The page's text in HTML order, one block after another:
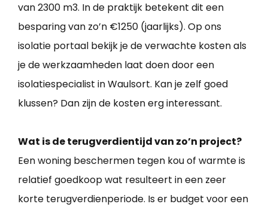
van 2300 m3. In de praktijk betekent dit een
besparing van zo’n €1250 (jaarlijks). Op ons
isolatie portaal bekijk je de verwachte kosten als
je de werkzaamheden laat doen door een
isolatiespecialist in Waulsort. Kan je zelf goed
klussen? Dan zijn de kosten erg interessant.
Wat is de terugverdientijd van zo’n project?
Een woning beschermen tegen kou of warmte is
relatief goedkoop wat resulteert in een zeer
korte terugverdienperiode. Is er budget voor een